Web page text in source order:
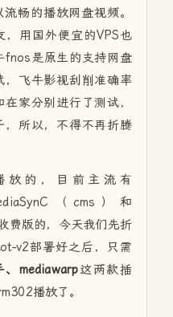
畅的播放网盘视频。
，用国外便宜的VPS也
fnos是原生的支持网盘
，飞牛影视刮削准确率
家分别进行了测试，
，所以，不得不再折腾
放的，目前主流有
（cms）和
费版的，今天我们先折
v2部署好之后，只需
mediawarp这两款插
播放了。